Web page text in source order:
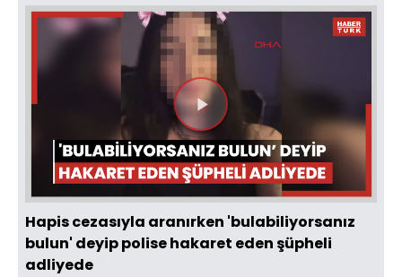
Videoyu
Oynat
Hapis cezasıyla aranırken 'bulabiliyorsanız
bulun' deyip polise hakaret eden şüpheli
adliyede